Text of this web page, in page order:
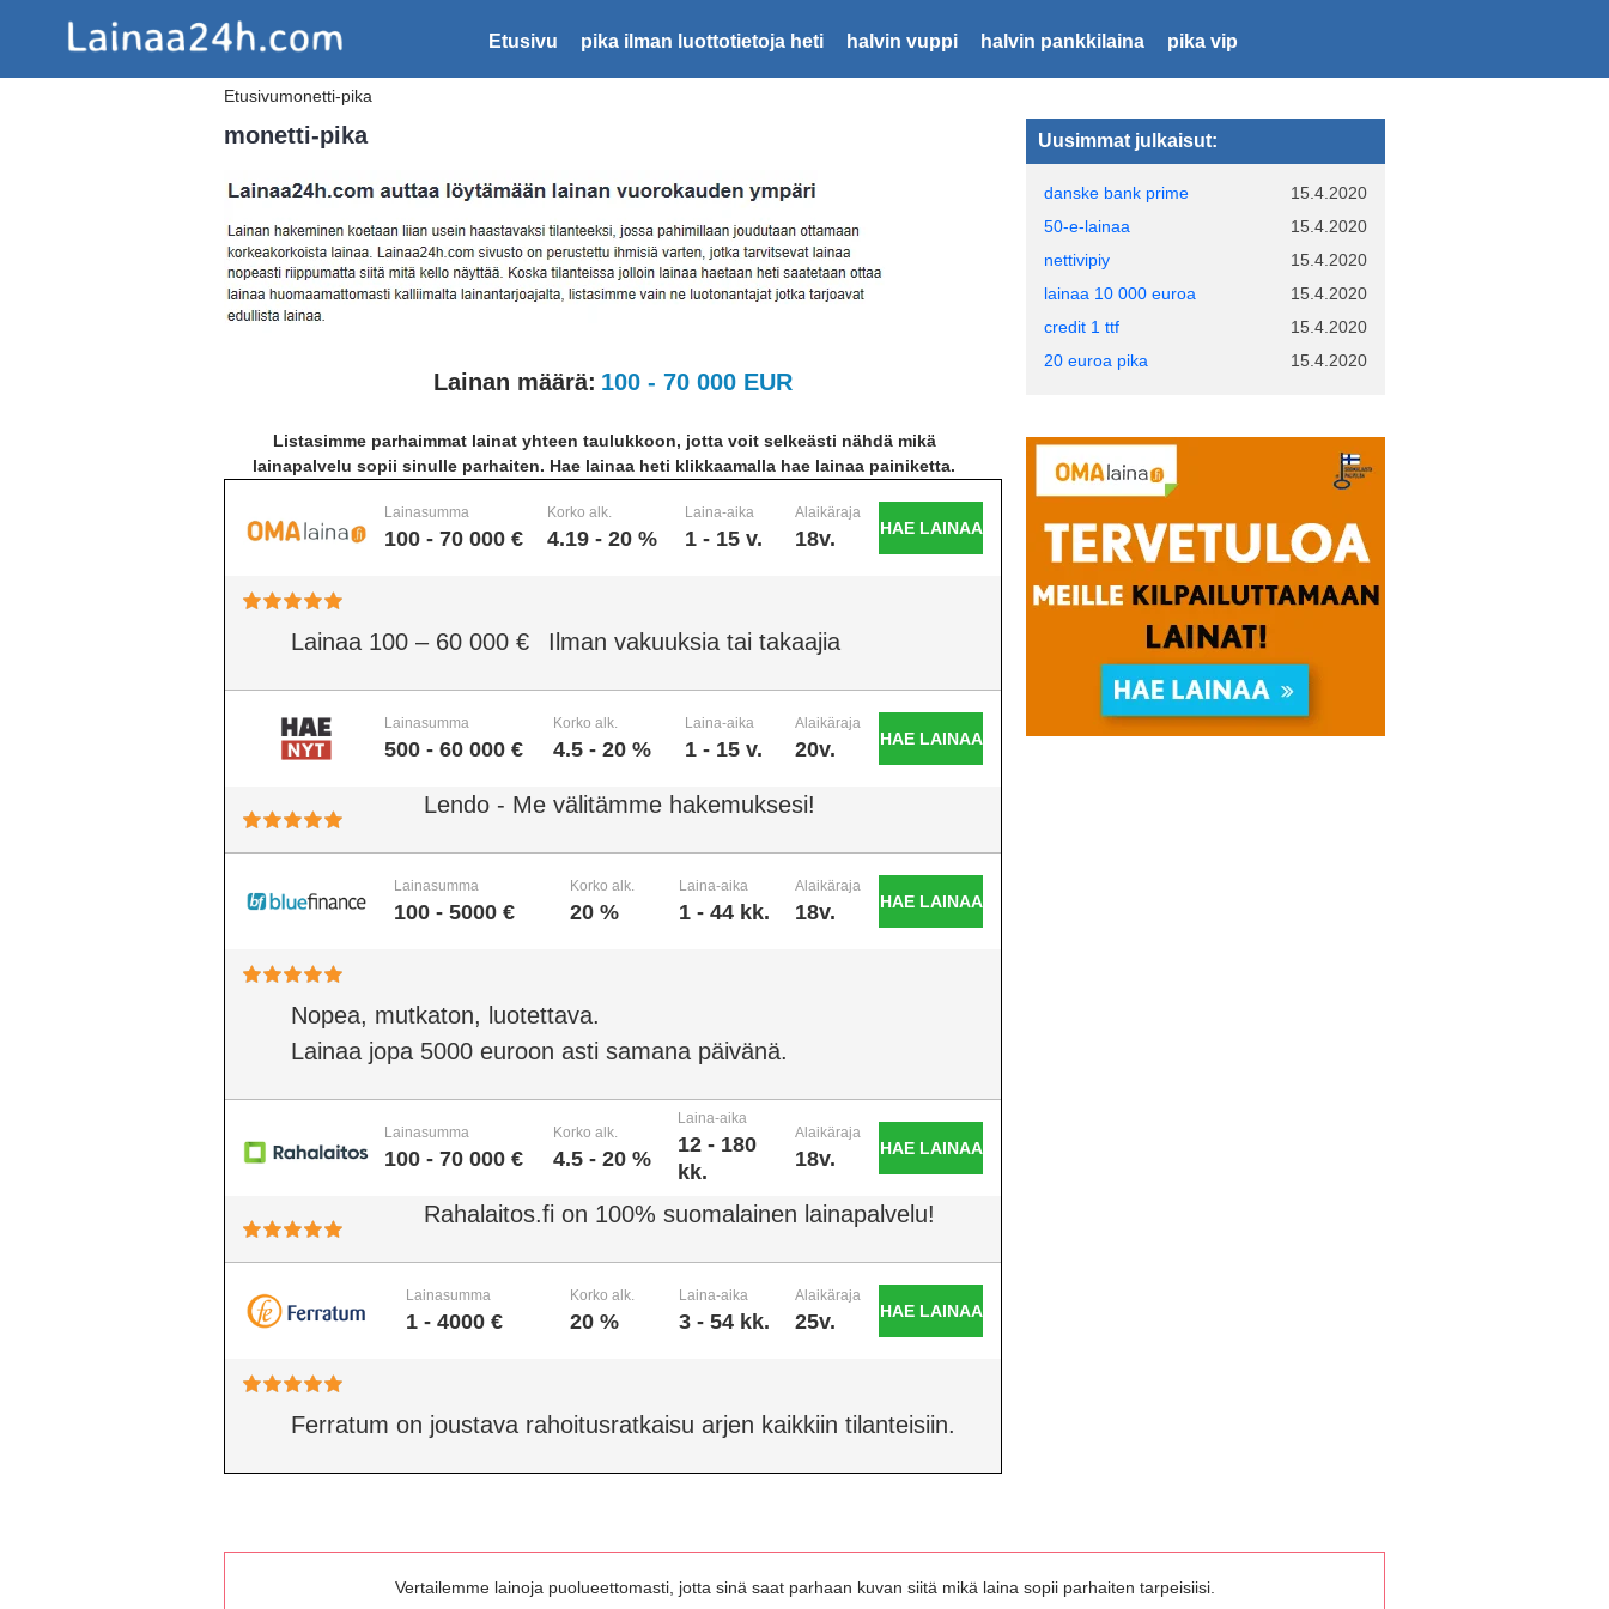
Etusivu pika ilman luottotietoja heti halvin vuppi halvin pankkilaina pika vip
Etusivumonetti-pika
monetti-pika
Lainan määrä: 100 - 70 000 EUR
Listasimme parhaimmat lainat yhteen taulukkoon, jotta voit selkeästi nähdä mikä
lainapalvelu sopii sinulle parhaiten. Hae lainaa heti klikkaamalla hae lainaa painiketta.
Lainasumma
100 - 70 000 €
Korko alk.
4.19 - 20 %
Laina-aika
1 - 15 v.
Alaikäraja
18v. HAE LAINAA
Lainaa 100 – 60 000 € Ilman vakuuksia tai takaajia
Lainasumma
500 - 60 000 €
Korko alk.
4.5 - 20 %
Laina-aika
1 - 15 v.
Alaikäraja
20v. HAE LAINAA
Lendo - Me välitämme hakemuksesi!
Lainasumma
100 - 5000 €
Korko alk.
20 %
Laina-aika
1 - 44 kk.
Alaikäraja
18v. HAE LAINAA
Nopea, mutkaton, luotettava.
Lainaa jopa 5000 euroon asti samana päivänä.
Lainasumma
100 - 70 000 €
Korko alk.
4.5 - 20 %
Laina-aika
12 - 180
kk.
Alaikäraja
18v. HAE LAINAA
Rahalaitos.fi on 100% suomalainen lainapalvelu!
Lainasumma
1 - 4000 €
Korko alk.
20 %
Laina-aika
3 - 54 kk.
Alaikäraja
25v. HAE LAINAA
Ferratum on joustava rahoitusratkaisu arjen kaikkiin tilanteisiin.
Uusimmat julkaisut:
danske bank prime
15.4.2020
50-e-lainaa
15.4.2020
nettivipiy
15.4.2020
lainaa 10 000 euroa
15.4.2020
credit 1 ttf
15.4.2020
20 euroa pika
15.4.2020
Vertailemme lainoja puolueettomasti, jotta sinä saat parhaan kuvan siitä mikä laina sopii parhaiten tarpeisiisi.